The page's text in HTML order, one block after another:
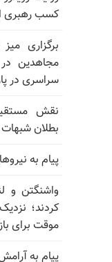
کسب رهبری
برگزاری
مجاهدین
سراسری در
بطلان شبهات
پیام به نیروهای
واشنگتن و
کردند؛
موقت برای
پیام به